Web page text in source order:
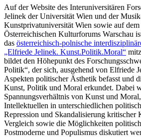
Auf der Website des Interuniversitären
Jelinek der Universität Wien und der
Kunstprivatuniversität Wien sowie auf
Österreichischen Kulturforums Warschau
das österreichisch-polnische
„Elfriede Jelinek. Kunst.Politik.Moral“
bildet den Höhepunkt des
Politik“, der sich, ausgehend von Elfriede
Aspekten politischer Ästhetik befasst und
Kunst, Politik und Moral erkundet. Dabei
Spannungsverhältnis von Kunst und
Intellektuellen in unterschiedlichen
Repression und Skandalisierung kritischer
Vergleich sowie die Möglichkeiten
Postmoderne und Populismus diskutiert